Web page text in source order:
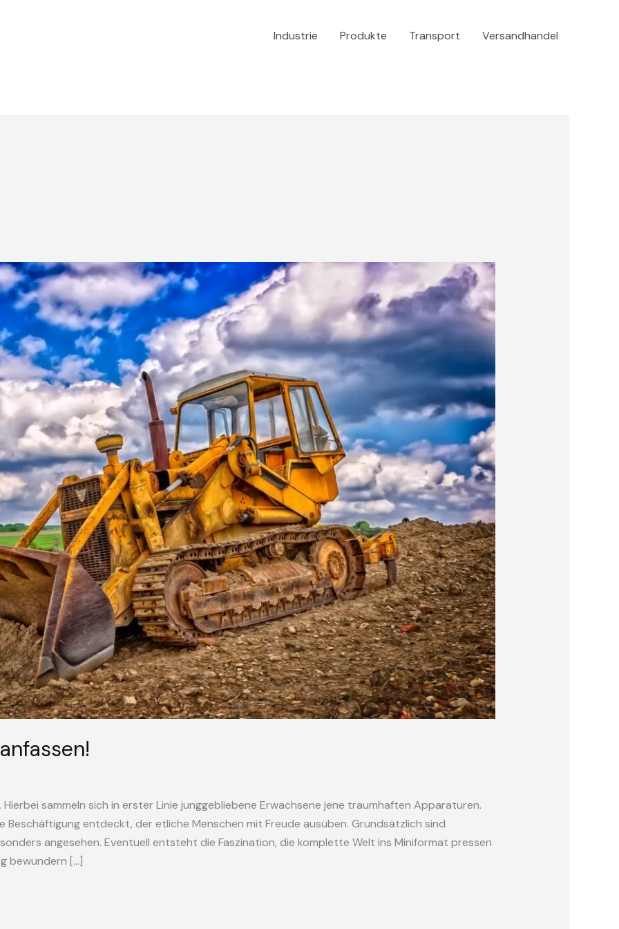
Industrie Produkte Transport Versandhandel
sammeln sich in erster Linie junggebliebene Erwachsene jene traumhaften Apparaturen.
Beschäftigung entdeckt, der etliche Menschen mit Freude ausüben. Grundsätzlich sind
angesehen. Eventuell entsteht die Faszination, die komplette Welt ins Miniformat pressen
bewundern […]